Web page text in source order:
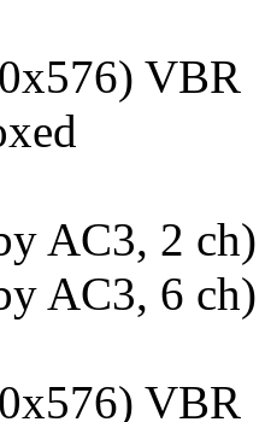
VBR
AC3, 2 ch)
AC3, 6 ch)
VBR